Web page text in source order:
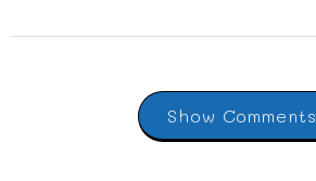
Show Comments